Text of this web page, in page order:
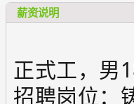
薪资说明
正式工，男
招聘岗位：